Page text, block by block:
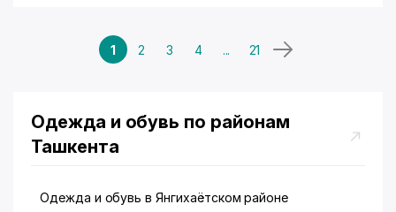
1 2 3 4 ... 21
Одежда и обувь по районам
Ташкента
Одежда и обувь в Янгихаётском районе